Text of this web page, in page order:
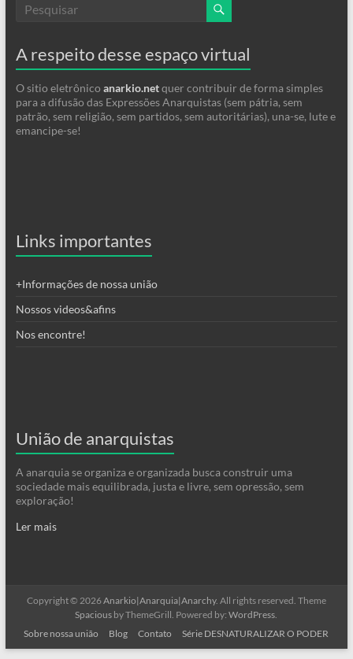
A respeito desse espaço virtual
O sitio eletrônico anarkio.netquer contribuir de forma simples
para a difusão das Expressões Anarquistas (sem pátria, sem
patrão, sem religião, sem partidos, sem autoritárias), una-se, lute e
emancipe-se!
Links importantes
+Informações de nossa união
Nossos videos&afins
Nos encontre!
União de anarquistas
A anarquia se organiza e organizada busca construir uma
sociedade mais equilibrada, justa e livre, sem opressão, sem
exploração!
Ler mais
Copyright © 2026Anarkio|Anarquia|Anarchy. All rights reserved. Theme
Spacious by ThemeGrill. Powered by:WordPress
Sobre nossa união
Blog Contato Série DESNATURALIZAR O PODER